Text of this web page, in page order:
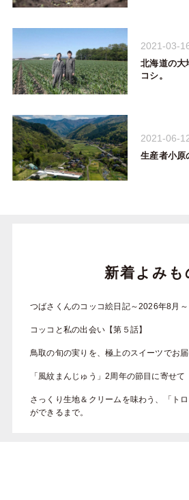
2021-03-
北海道の大
コシ。
2021-06-
生産者小原
新着よみも
つばさくんのコッコ絵日記～2026年8月～
コッコと私の出会い【第５話】
鳥取の旬の実りを、極上のスイーツでお届
「風紋まんじゅう」2周年の節目に寄せて
さっくり生地＆クリームを味わう、「ト
ができるまで。